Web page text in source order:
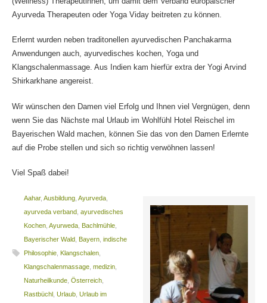
Ayurveda Therapeuten oder Yoga Viday beitreten zu können.
Erlernt wurden neben traditonellen ayurvedischen Panchakarma
Anwendungen auch, ayurvedisches kochen, Yoga und
Klangschalenmassage. Aus Indien kam hierfür extra der Yogi Arvind
Shirkarkhane angereist.
Wir wünschen den Damen viel Erfolg und Ihnen viel Vergnügen, denn
wenn Sie das Nächste mal Urlaub im Wohlfühl Hotel Reischel im
Bayerischen Wald machen, können Sie das von den Damen Erlernte
auf die Probe stellen und sich so richtig verwöhnen lassen!
Viel Spaß dabei!
Aahar, Ausbildung, Ayurveda,
ayurveda verband, ayurvedisches
Kochen, Ayurweda, Bachlmühle,
Bayerischer Wald, Bayern, indische
Philosophie, Klangschalen,
Klangschalenmassage, medizin,
Naturheilkunde, Österreich,
Rastbüchl, Urlaub, Urlaub im